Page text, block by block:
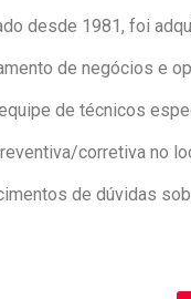
desde 1981, foi
de negócios e
de técnicos
corretiva no
de dúvidas